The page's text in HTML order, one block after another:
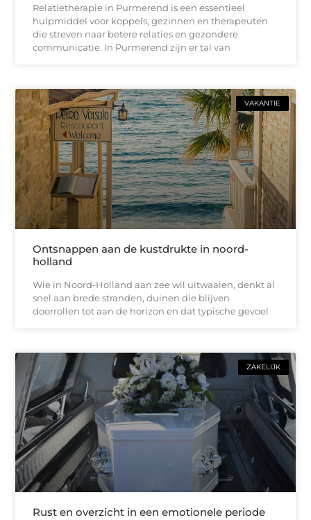
Relatietherapie in Purmerend is een essentieel
hulpmiddel voor koppels, gezinnen en therapeuten
die streven naar betere relaties en gezondere
communicatie. In Purmerend zijn er tal van
VAKANTIE
Ontsnappen aan de kustdrukte in noord-
holland
Wie in Noord-Holland aan zee wil uitwaaien, denkt al
snel aan brede stranden, duinen die blijven
doorrollen tot aan de horizon en dat typische gevoel
ZAKELIJK
Rust en overzicht in een emotionele periode